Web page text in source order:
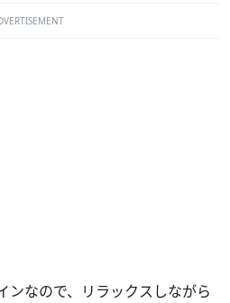
ンなので、リラックスしながら